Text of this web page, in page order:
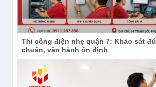
Thi công điện nhẹ quận 7: Khảo sát
chuẩn, vận hành ổn định